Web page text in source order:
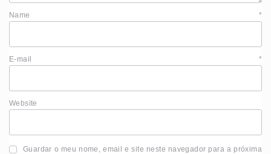
Name *
E-mail *
Website
Guardar o meu nome, email e site neste navegador para a próxima